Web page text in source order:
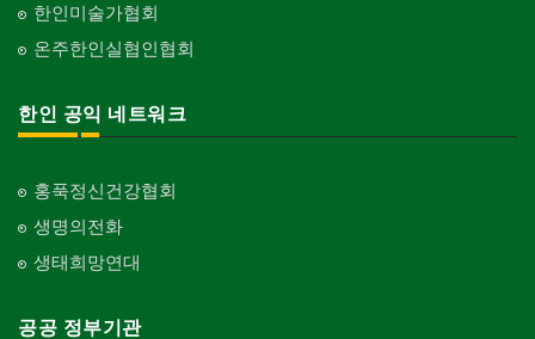
한인미술가협회
온주한인실협인협회
한인 공익 네트워크
홍푹정신건강협회
생명의전화
생태희망연대
공공 정부기관